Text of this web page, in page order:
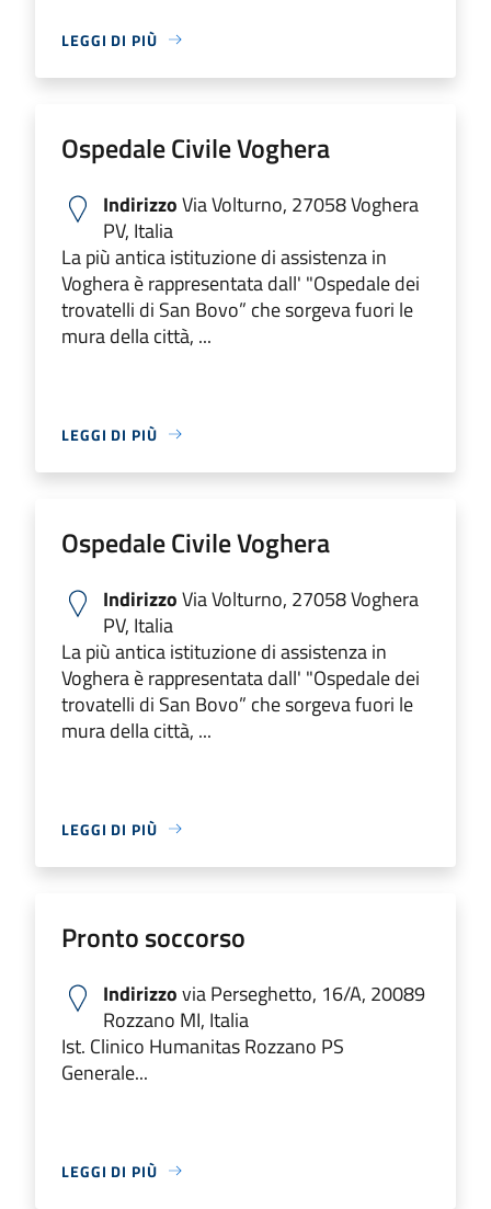
LEGGI DI PIÙ
Ospedale Civile Voghera
IndirizzoVia Volturno, 27058 Voghera
PV, Italia
La più antica istituzione di assistenza in
Voghera è rappresentata dall' "Ospedale dei
trovatelli di San Bovo” che sorgeva fuori le
mura della città, ...
LEGGI DI PIÙ
Ospedale Civile Voghera
IndirizzoVia Volturno, 27058 Voghera
PV, Italia
La più antica istituzione di assistenza in
Voghera è rappresentata dall' "Ospedale dei
trovatelli di San Bovo” che sorgeva fuori le
mura della città, ...
LEGGI DI PIÙ
Pronto soccorso
Indirizzovia Perseghetto, 16/A, 20089
Rozzano MI, Italia
Ist. Clinico Humanitas Rozzano PS
Generale...
LEGGI DI PIÙ